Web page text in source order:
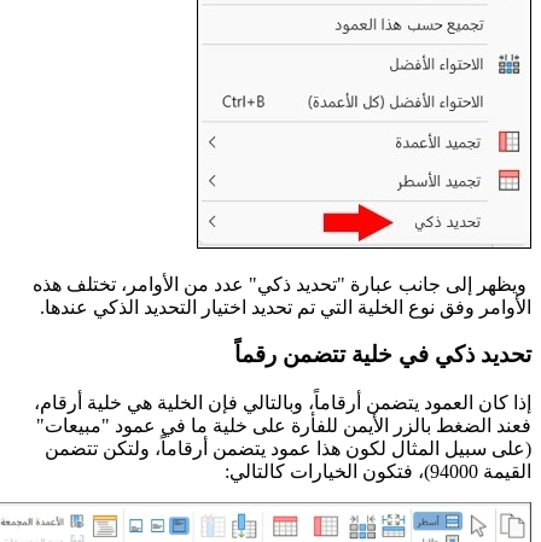
ويظهر إلى جانب عبارة "تحديد ذكي" عدد من الأوامر، تختلف هذه
الأوامر وفق نوع الخلية التي تم تحديد اختيار التحديد الذكي عندها.
تحديد ذكي في خلية تتضمن رقماً
إذا كان العمود يتضمن أرقاماً، وبالتالي فإن الخلية هي خلية أرقام،
فعند الضغط بالزر الأيمن للفأرة على خلية ما في عمود "مبيعات"
(على سبيل المثال لكون هذا عمود يتضمن أرقاماً، ولتكن تتضمن
القيمة 94000)، فتكون الخيارات كالتالي: